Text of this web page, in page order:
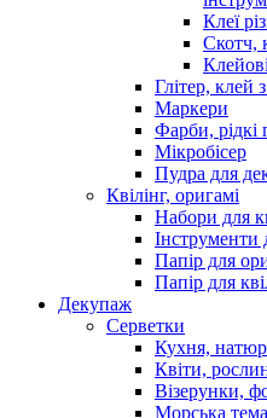
Клеї
Скотч,
Глітер, клей
Маркери
Фарби, рідкі
Мікробісер
Пудра для
Квілінг, оригамі
Набори для
Інструменти
Папір для
Папір для
Декупаж
Серветки
Кухня,
Квіти,
Візерунки,
Морська тема